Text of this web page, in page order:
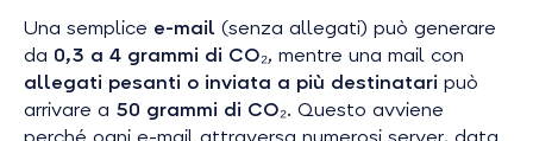
Una semplice e-mail (senza allegati) può generare
da 0,3 a 4 grammi di CO₂, mentre una mail con
allegati pesanti o inviata a più destinatari può
arrivare a 50 grammi di CO₂. Questo avviene